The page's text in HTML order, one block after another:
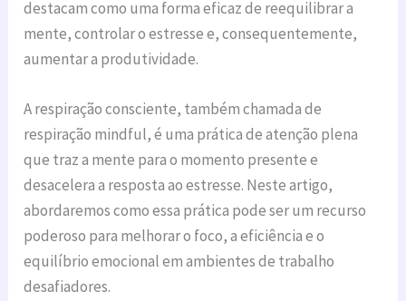
destacam como uma forma eficaz de reequilibrar a
mente, controlar o estresse e, consequentemente,
aumentar a produtividade.
A respiração consciente, também chamada de
respiração mindful, é uma prática de atenção plena
que traz a mente para o momento presente e
desacelera a resposta ao estresse. Neste artigo,
abordaremos como essa prática pode ser um recurso
poderoso para melhorar o foco, a eficiência e o
equilíbrio emocional em ambientes de trabalho
desafiadores.